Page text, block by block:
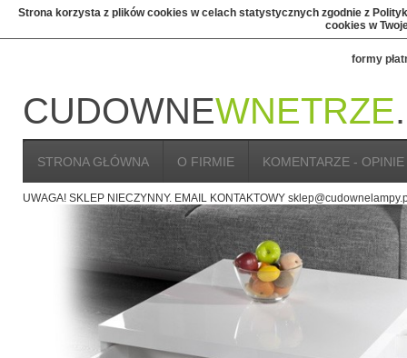
Strona korzysta z plików cookies w celach statystycznych zgodnie z
cookies w
formy
CUDOWNEWNETRZE
STRONA GŁÓWNA O FIRMIE KOMENTARZE - OPINIE
UWAGA! SKLEP NIECZYNNY. EMAIL KONTAKTOWY